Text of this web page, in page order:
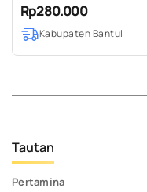
Rp280.000
Kabupaten Bantul
Tautan
Pertamina